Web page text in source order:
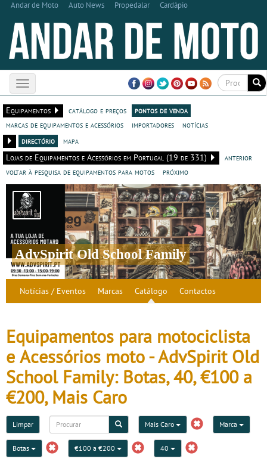
Andar de Moto Auto News Propedalar Cardápio
Toggle
navigation
Equipamentos
catálogo e preços
pontos de venda
marcas de equipamentos e acessórios
importadores
notícias
directório
mapa
Lojas de Equipamentos e Acessórios em Portugal (19 de 331)
anterior
voltar à pesquisa de equipamentos para motos
próximo
AdvSpirit Old School Family
Notícias / Eventos Marcas Catálogo Contactos
Equipamentos para motociclista
e Acessórios moto - AdvSpirit Old
School Family: Botas, 40, €100 a
€200, Mais Caro
Limpar Mais Caro Marca
Botas €100 a €200 40